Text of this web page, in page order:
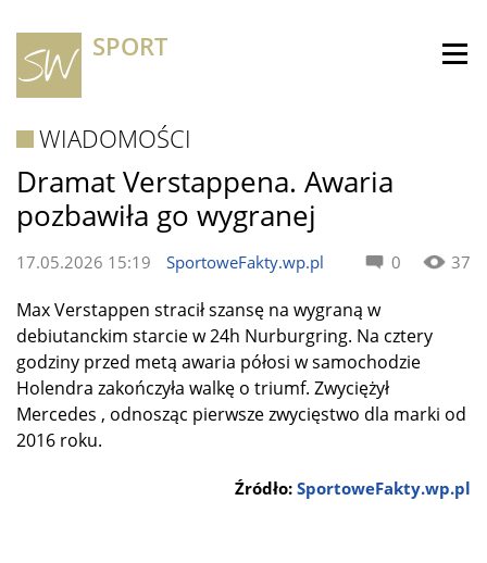
SPORT
WIADOMOŚCI
Dramat Verstappena. Awaria
pozbawiła go wygranej
0 37
17.05.2026 15:19 SportoweFakty.wp.pl
Max Verstappen stracił szansę na wygraną w
debiutanckim starcie w 24h Nurburgring. Na cztery
godziny przed metą awaria półosi w samochodzie
Holendra zakończyła walkę o triumf. Zwyciężył
Mercedes , odnosząc pierwsze zwycięstwo dla marki od
2016 roku.
Źródło: SportoweFakty.wp.pl